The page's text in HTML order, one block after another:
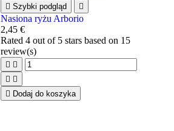
 Szybki podgląd 
Nasiona ryżu Arborio
2,45 €
Rated 4out of 5 stars based on 15
review(s)
 
 
 Dodaj do koszyka